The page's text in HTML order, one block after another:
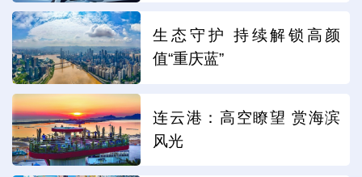
生态守护 持续解锁高颜
值“重庆蓝”
连云港：高空瞭望 赏海滨
风光